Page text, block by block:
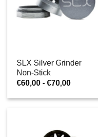
SLX Silver Grinder
Non-Stick
€60,00 - €70,00Rango
precios: